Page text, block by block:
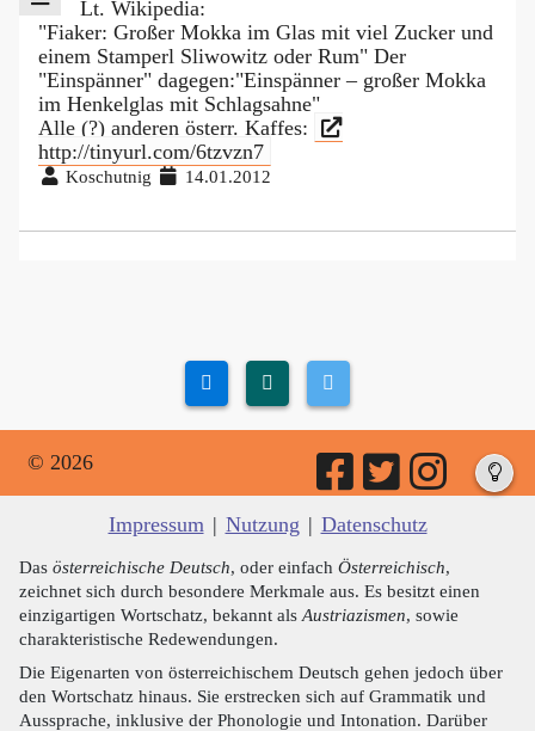
Lt. Wikipedia:
"Fiaker: Großer Mokka im Glas mit viel Zucker und
einem Stamperl Sliwowitz oder Rum" Der
"Einspänner" dagegen:"Einspänner – großer Mokka
im Henkelglas mit Schlagsahne"
Alle (?) anderen österr. Kaffes:
http://tinyurl.com/6tzvzn7
Koschutnig 14.01.2012
© 2026
Impressum | Nutzung | Datenschutz
Das österreichische Deutsch, oder einfach Österreichisch,
zeichnet sich durch besondere Merkmale aus. Es besitzt einen
einzigartigen Wortschatz, bekannt als Austriazismen, sowie
charakteristische Redewendungen.
Die Eigenarten von österreichischem Deutsch gehen jedoch über
den Wortschatz hinaus. Sie erstrecken sich auf Grammatik und
Aussprache, inklusive der Phonologie und Intonation. Darüber